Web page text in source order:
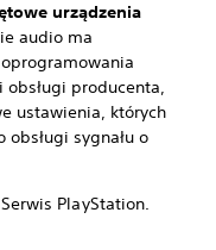
urządzenia
audio ma
producenta,
ustawienia, których
obsługi sygnału o
PlayStation.